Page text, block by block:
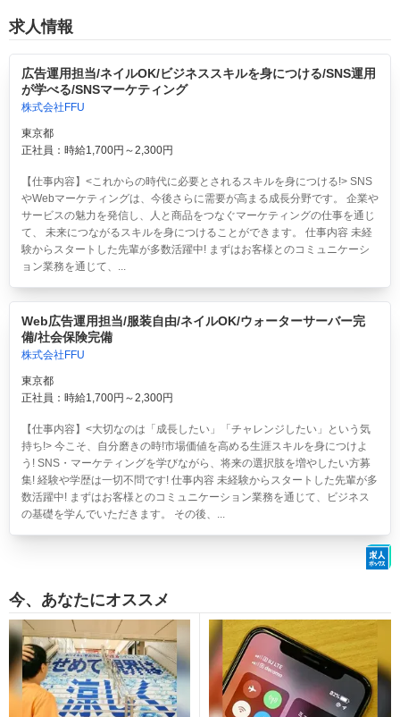
求人情報
広告運用担当/ネイルOK/ビジネススキルを身につける/SNS運用
が学べる/SNSマーケティング
株式会社FFU
東京都
正社員：時給1,700円～2,300円
【仕事内容】<これからの時代に必要とされるスキルを身につける!> SNS
やWebマーケティングは、今後さらに需要が高まる成長分野です。 企業や
サービスの魅力を発信し、人と商品をつなぐマーケティングの仕事を通じ
て、 未来につながるスキルを身につけることができます。 仕事内容 未経
験からスタートした先輩が多数活躍中! まずはお客様とのコミュニケーシ
ョン業務を通じて、...
Web広告運用担当/服装自由/ネイルOK/ウォーターサーバー完
備/社会保険完備
株式会社FFU
東京都
正社員：時給1,700円～2,300円
【仕事内容】<大切なのは「成長したい」「チャレンジしたい」という気
持ち!> 今こそ、自分磨きの時!市場価値を高める生涯スキルを身につけよ
う! SNS・マーケティングを学びながら、将来の選択肢を増やしたい方募
集! 経験や学歴は一切不問です! 仕事内容 未経験からスタートした先輩が多
数活躍中! まずはお客様とのコミュニケーション業務を通じて、ビジネス
の基礎を学んでいただきます。 その後、...
今、あなたにオススメ